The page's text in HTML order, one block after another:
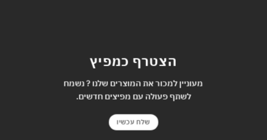
הצטרף כמפיץ
מעוניין למכור את המוצרים שלנו ? נשמח
לשתף פעולה עם מפיצים חדשים.
שלח עכשיו